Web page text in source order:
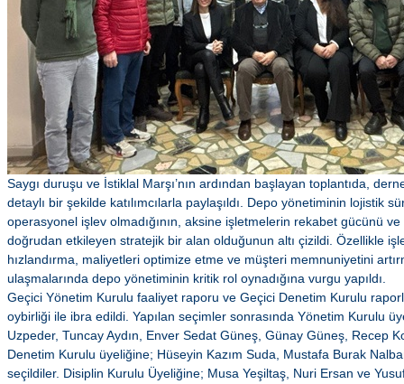
Saygı duruşu ve İstiklal Marşı’nın ardından başlayan toplantıda,
detaylı bir şekilde katılımcılarla paylaşıldı. Depo yönetiminin lojistik
operasyonel işlev olmadığının, aksine işletmelerin rekabet gücünü
doğrudan etkileyen stratejik bir alan olduğunun altı çizildi. Özellikle
hızlandırma, maliyetleri optimize etme ve müşteri memnuniyetini
ulaşmalarında depo yönetiminin kritik rol oynadığına vurgu yapıldı.
Geçici Yönetim Kurulu faaliyet raporu ve Geçici Denetim Kurulu
oybirliği ile ibra edildi. Yapılan seçimler sonrasında Yönetim Kurulu
Uzpeder, Tuncay Aydın, Enver Sedat Güneş, Günay Güneş, Recep
Denetim Kurulu üyeliğine; Hüseyin Kazım Suda, Mustafa Burak
seçildiler. Disiplin Kurulu Üyeliğine; Musa Yeşiltaş, Nuri Ersan ve